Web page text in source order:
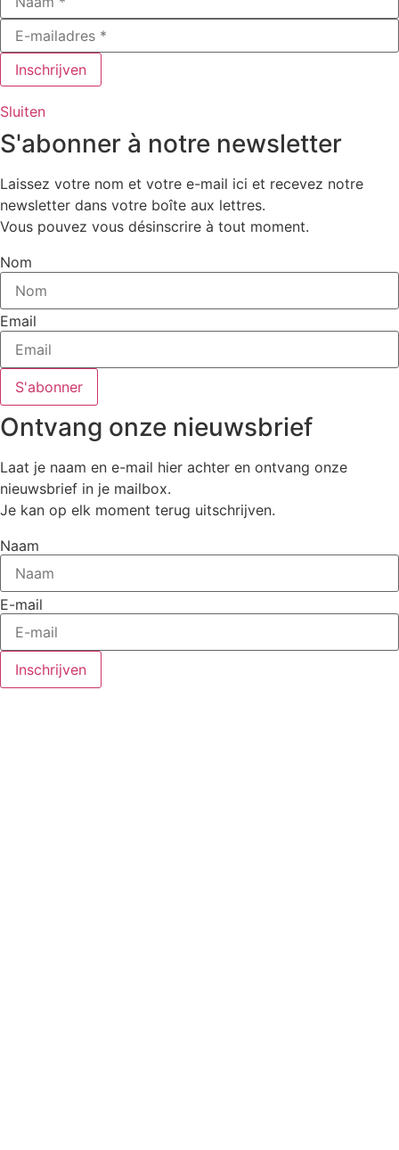
Sluiten
S'abonner à notre newsletter
Laissez votre nom et votre e-mail ici et recevez notre
newsletter dans votre boîte aux lettres.
Vous pouvez vous désinscrire à tout moment.
Nom
Email
S'abonner
Ontvang onze nieuwsbrief
Laat je naam en e-mail hier achter en ontvang onze
nieuwsbrief in je mailbox.
Je kan op elk moment terug uitschrijven.
Naam
E-mail
Inschrijven